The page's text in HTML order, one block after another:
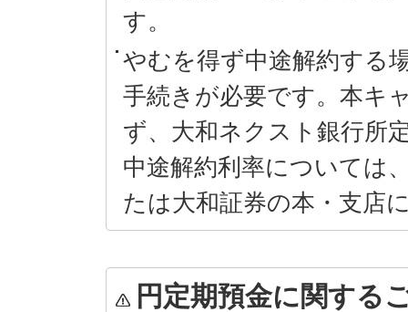
す。
やむを得ず中途解約する
手続きが必要です。本キ
ず、大和ネクスト銀行所
中途解約利率については
たは大和証券の本・支店
円定期預金に関する